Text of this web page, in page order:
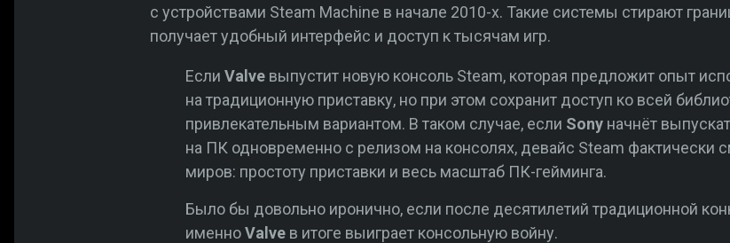
с устройствами Steam Machine в начале 2010-х. Такие системы стирают
получает удобный интерфейс и доступ к тысячам игр.
Если Valveвыпустит новую консоль Steam, которая предложит опыт
на традиционную приставку, но при этом сохранит доступ ко всей
привлекательным вариантом. В таком случае, если Sonyначнёт
на ПК одновременно с релизом на консолях, девайс Steam фактически
миров: простоту приставки и весь масштаб ПК-гейминга.
Было бы довольно иронично, если после десятилетий традиционной
именноValveв итоге выиграет консольную войну.